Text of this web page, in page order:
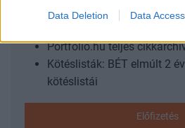
Data Deletion Data Access
Portfolio.hu teljes
Kötéslisták: BÉT elmúlt 2
kötéslistái
Előfizetés